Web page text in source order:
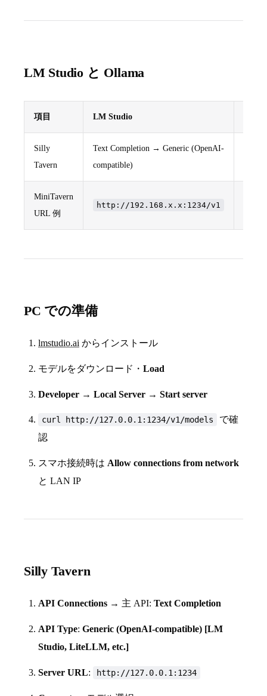
LM Studio と Ollama
項目 LM Studio
Silly
Tavern
Text Completion → Generic (OpenAI-
compatible)
MiniTavern
URL 例
http://192.168.x.x:1234/v1
PC での準備
lmstudio.ai からインストール
モデルをダウンロード・ Load
Developer → Local Server → Start server
curl http://127.0.0.1:1234/v1/models
で確
認
スマホ接続時は Allow connections from network
と LAN IP
Silly Tavern
API Connections → 主 API: Text Completion
API Type: Generic (OpenAI-compatible) [LM
Studio, LiteLLM, etc.]
Server URL: http://127.0.0.1:1234